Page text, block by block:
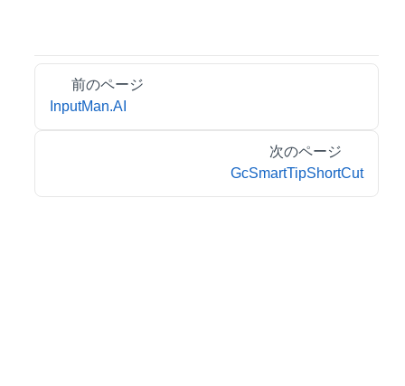
前のページ
InputMan.AI
次のページ
GcSmartTipShortCut